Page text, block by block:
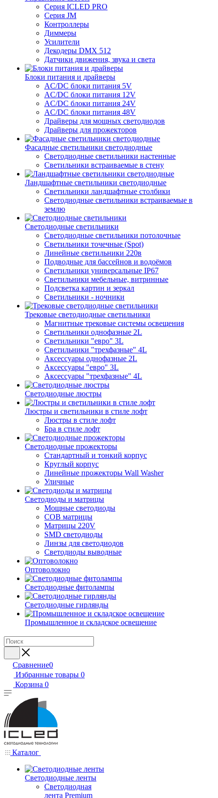
Серия ICLED PRO
Серия JM
Контроллеры
Диммеры
Усилители
Декодеры DMX 512
Датчики движения, звука и света
Блоки питания и драйверы
AC/DC блоки питания 5V
AC/DC блоки питания 12V
AC/DC блоки питания 24V
AC/DC блоки питания 48V
Драйверы для мощных светодиодов
Драйверы для прожекторов
Фасадные светильники светодиодные
Светодиодные светильники настенные
Светильники встраиваемые в стену
Ландшафтные светильники светодиодные
Светильники ландшафтные столбики
Светодиодные светильники встраиваемые в
землю
Светодиодные светильники
Светодиодные светильники потолочные
Светильники точечные (Spot)
Линейные светильники 220в
Подводные для бассейнов и водоёмов
Светильники универсальные IP67
Светильники мебельные, витринные
Подсветка картин и зеркал
Светильники - ночники
Трековые светодиодные светильники
Магнитные трековые системы освещения
Светильники однофазные 2L
Светильники "евро" 3L
Светильники "трехфазные" 4L
Аксессуары однофазные 2L
Аксессуары "евро" 3L
Аксессуары "трехфазные" 4L
Светодиодные люстры
Люстры и светильники в стиле лофт
Люстры в стиле лофт
Бра в стиле лофт
Светодиодные прожекторы
Стандартный и тонкий корпус
Круглый корпус
Линейные прожекторы Wall Washer
Уличные
Светодиоды и матрицы
Мощные светодиоды
COB матрицы
Матрицы 220V
SMD светодиоды
Линзы для светодиодов
Светодиоды выводные
Оптоволокно
Светодиодные фитолампы
Светодиодные гирлянды
Промышленное и складское освещение
Сравнение0
Избранные товары 0
Корзина 0
Каталог
Светодиодные ленты
Светодиодная
лента Premium